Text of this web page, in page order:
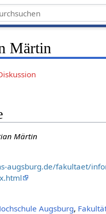
Märtin
Märtin
augsburg.de/fakultaet/
Augsburg,